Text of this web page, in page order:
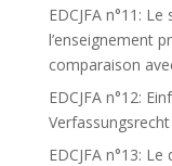
EDCJFA n°11:
l’enseignement
comparaison
EDCJFA n°12:
EDCJFA n°13: